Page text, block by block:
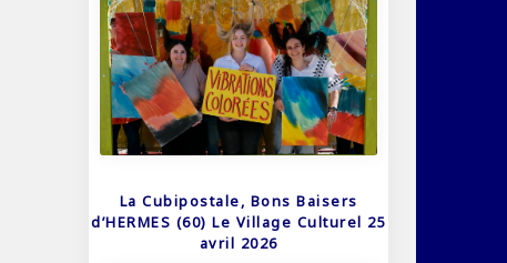
La Cubipostale, Bons Baisers
d’HERMES (60) Le Village Culturel 25
avril 2026